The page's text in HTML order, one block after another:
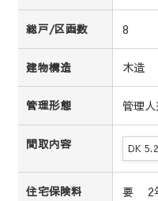
総戸/区画数 8
建物構造 木造
管理形態 管理
間取内容 DK
住宅保険料 要 2